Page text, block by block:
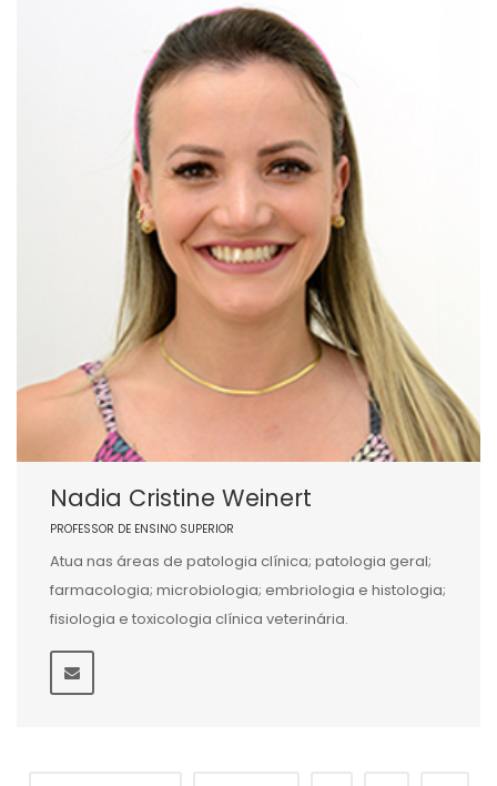
Nadia Cristine Weinert
PROFESSOR DE ENSINO SUPERIOR
Atua nas áreas de patologia clínica; patologia geral;
farmacologia; microbiologia; embriologia e histologia;
fisiologia e toxicologia clínica veterinária.